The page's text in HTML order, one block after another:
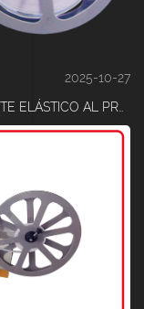
2025-10-27
EVALUACIÓN DE LA PRECISIÓN DEL CORTE ELÁSTICO AL PROCESAR MATERIALES DE ALTA DUREZA